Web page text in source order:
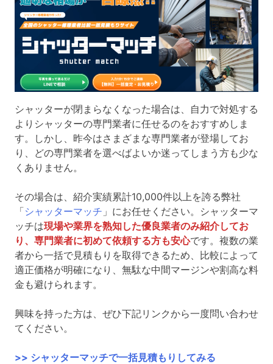
シャッターが閉まらなくなった場合は、自力で対処する
よりシャッターの専門業者に任せるのをおすすめしま
す。しかし、昨今はさまざまな専門業者が登場してお
り、どの専門業者を選べばよいか迷ってしまう方も少な
くありません。
その場合は、紹介実績累計10,000件以上を誇る弊社
「シャッターマッチ 」にお任せください。シャッターマ
ッチは現場や業界を熟知した優良業者のみ紹介してお
り、専門業者に初めて依頼する方も安心です。複数の業
者から一括で見積もりを取得できるため、比較によって
適正価格が明確になり、無駄な中間マージンや割高な料
金も避けられます。
興味を持った方は、ぜひ下記リンクから一度問い合わせ
てください。
>> シャッターマッチで一括見積もりしてみる